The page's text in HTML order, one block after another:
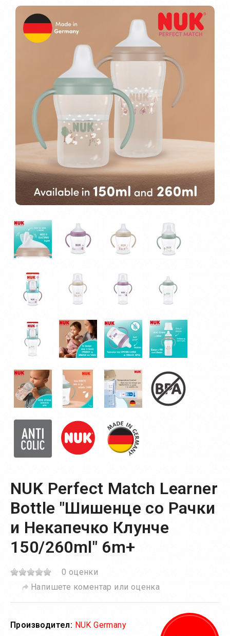
NUK Perfect Match Learner
Bottle "Шишенце со Рачки
и Некапечко Клунче
150/260ml" 6m+
0 оценки
Напишете коментар или оценка
Производител: NUK Germany